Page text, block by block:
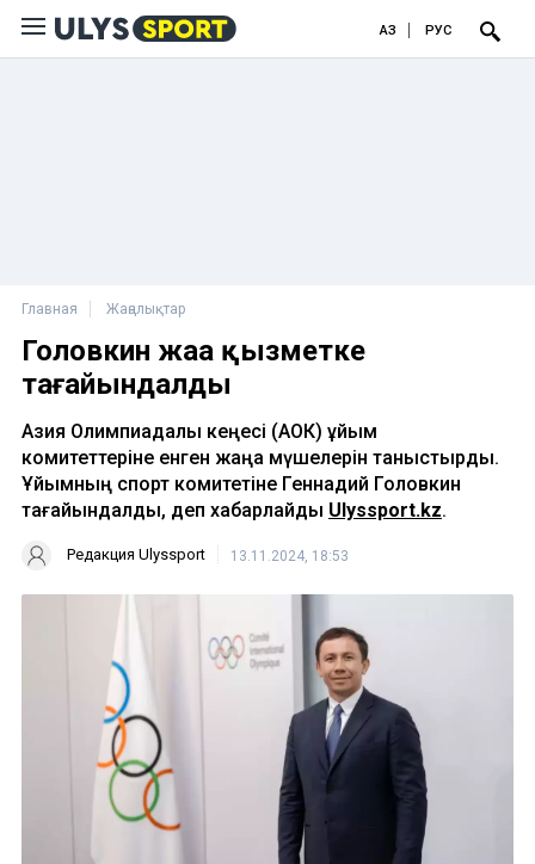
ҚАЗ РУС
Главная Жаңалықтар
Головкин жаңа қызметке
тағайындалды
Азия Олимпиадалық кеңесі (АОК) ұйым
комитеттеріне енген жаңа мүшелерін таныстырды.
Ұйымның спорт комитетіне Геннадий Головкин
тағайындалды, деп хабарлайды Ulyssport.kz.
Редакция Ulyssport 13.11.2024, 18:53